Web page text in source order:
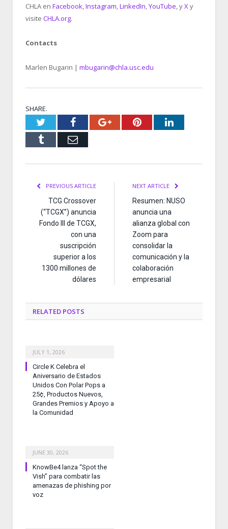
CHLA en Facebook,Instagram,LinkedIn,YouTube, yXy
visite CHLA.org.
Contacts
Marlen Bugarin | mbugarin@chla.usc.edu
SHARE.
TwitterFacebookGoogle+PinterestLinkedIn
Tumblr Email
PREVIOUS ARTICLE
TCG Crossover
(“TCGX”) anuncia
Fondo III de TCGX,
con una
suscripción
superior a los
1300 millones de
dólares
NEXT ARTICLE
Resumen: NUSO
anuncia una
alianza global con
Zoom para
consolidar la
comunicación y la
colaboración
empresarial
RELATED POSTS
JULY 1, 2026
Circle K Celebra el
Aniversario de Estados
Unidos Con Polar Pops a
25¢, Productos Nuevos,
Grandes Premios y Apoyo a
la Comunidad
JUNE 30, 2026
KnowBe4 lanza “Spot the
Vish” para combatir las
amenazas de phishing por
voz